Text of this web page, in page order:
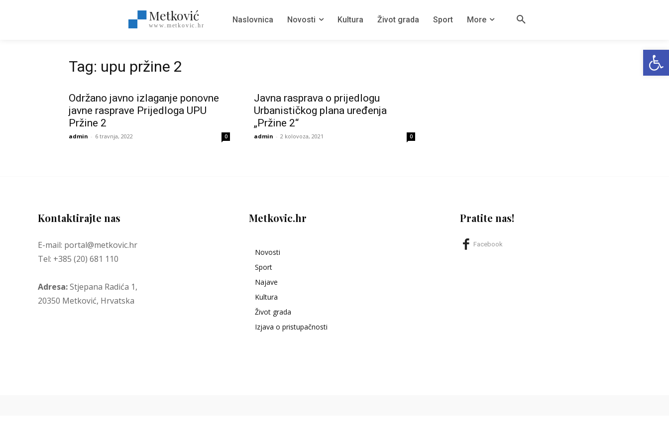
Metković
www.metkovic.hr
Naslovnica Novosti Kultura Život grada Sport More
Tag: upu pržine 2
Održano javno izlaganje ponovne
javne rasprave Prijedloga UPU
Pržine 2
admin - 6 travnja, 2022 0
Javna rasprava o prijedlogu
Urbanističkog plana uređenja
„Pržine 2“
admin - 2 kolovoza, 2021 0
Kontaktirajte nas
E-mail: portal@metkovic.hr
Tel: +385 (20) 681 110
Adresa:Stjepana Radića 1,
20350 Metković, Hrvatska
Metkovic.hr
Novosti
Sport
Najave
Kultura
Život grada
Izjava o pristupačnosti
Pratite nas!
Facebook